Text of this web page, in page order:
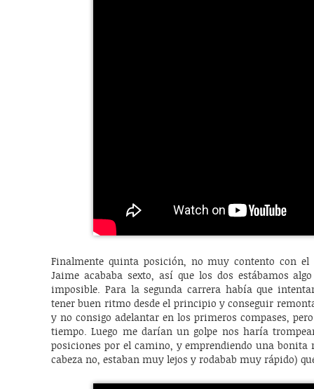
Finalmente quinta posición, no muy contento con el
Jaime acababa sexto, así que los dos estábamos
imposible. Para la segunda carrera había que
tener buen ritmo desde el principio y conseguir
y no consigo adelantar en los primeros compases,
tiempo. Luego me darían un golpe nos haría
posiciones por el camino, y emprendiendo una bonita
cabeza no, estaban muy lejos y rodabab muy rápido)